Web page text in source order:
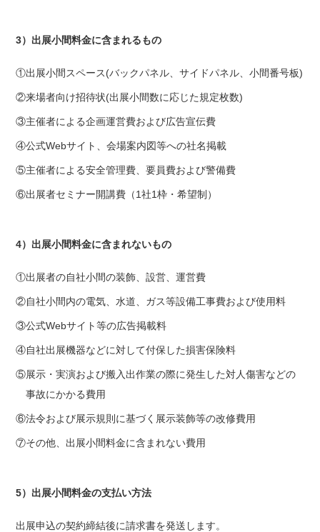
3）出展小間料金に含まれるもの
①出展小間スペース(バックパネル、サイドパネル、小間番号板)
②来場者向け招待状(出展小間数に応じた規定枚数)
③主催者による企画運営費および広告宣伝費
④公式Webサイト、会場案内図等への社名掲載
⑤主催者による安全管理費、要員費および警備費
⑥出展者セミナー開講費（1社1枠・希望制）
4）出展小間料金に含まれないもの
①出展者の自社小間の装飾、設営、運営費
②自社小間内の電気、水道、ガス等設備工事費および使用料
③公式Webサイト等の広告掲載料
④自社出展機器などに対して付保した損害保険料
⑤展示・実演および搬入出作業の際に発生した対人傷害などの
事故にかかる費用
⑥法令および展示規則に基づく展示装飾等の改修費用
⑦その他、出展小間料金に含まれない費用
5）出展小間料金の支払い方法
出展申込の契約締結後に請求書を発送します。